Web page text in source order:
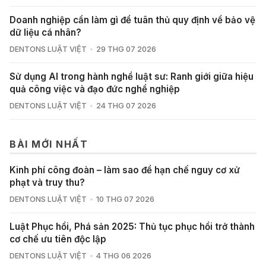
Doanh nghiệp cần làm gì để tuân thủ quy định về bảo vệ
dữ liệu cá nhân?
DENTONS LUẬT VIỆT 29 THG 07 2026
Sử dụng AI trong hành nghề luật sư: Ranh giới giữa hiệu
quả công việc và đạo đức nghề nghiệp
DENTONS LUẬT VIỆT 24 THG 07 2026
BÀI MỚI NHẤT
Kinh phí công đoàn – làm sao để hạn chế nguy cơ xử
phạt và truy thu?
DENTONS LUẬT VIỆT 10 THG 07 2026
Luật Phục hồi, Phá sản 2025: Thủ tục phục hồi trở thành
cơ chế ưu tiên độc lập
DENTONS LUẬT VIỆT 4 THG 06 2026